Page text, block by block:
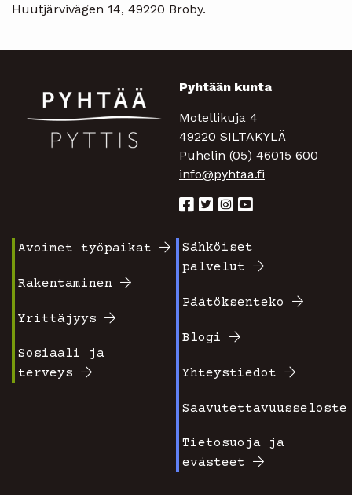
Huutjärvivägen 14, 49220 Broby.
Pyhtään kunta
Motellikuja 4
49220 SILTAKYLÄ
Puhelin (05) 46015 600
info@pyhtaa.fi
valikko
1
Avoimet työpaikat
Rakentaminen
Yrittäjyys
Sosiaali ja
terveys
Footer
2
Sähköiset
palvelut
Päätöksenteko
Blogi
Yhteystiedot
Saavutettavuusseloste
Tietosuoja ja
evästeet